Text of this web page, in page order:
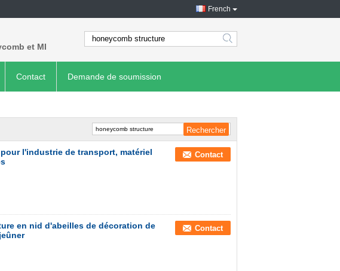
French
et MI search
Contact Demande de soumission
l'industrie de transport, matériel
Contact
en nid d'abeilles de décoration de
Contact